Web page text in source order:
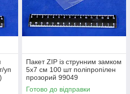
в каталог і підібрати
який смак. А приємні ціни та
Оцінити товар по достоїнству
на сайті.
уп
Пакет ZIP із струнним замком
5х7 см 100 шт поліпропілен
прозорий 99049
Готово до відправки